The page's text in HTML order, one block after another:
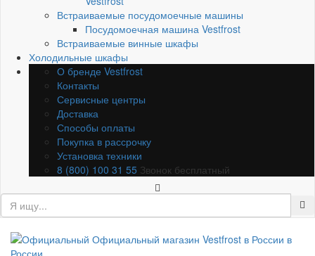
Встраиваемые посудомоечные машины
Посудомоечная машина Vestfrost
Встраиваемые винные шкафы
Холодильные шкафы
О бренде Vestfrost
Контакты
Сервисные центры
Доставка
Способы оплаты
Покупка в рассрочку
Установка техники
8 (800) 100 31 55 Звонок бесплатный